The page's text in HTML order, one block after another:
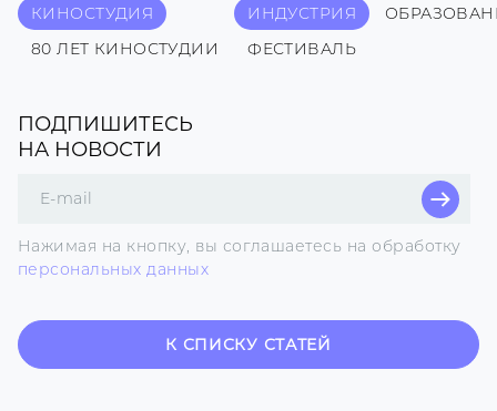
КИНОСТУДИЯ ИНДУСТРИЯ
80 ЛЕТ КИНОСТУДИИ
ФЕСТИВАЛЬ
ПОДПИШИТЕСЬ
НА НОВОСТИ
для
mail
Нажимая на кнопку, вы соглашаетесь на обработку
персональных данных
К СПИСКУ СТАТЕЙ